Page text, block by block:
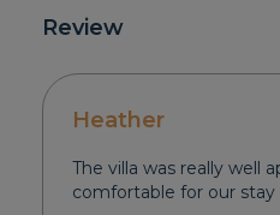
Review
Heather
The villa was really well
comfortable for our stay